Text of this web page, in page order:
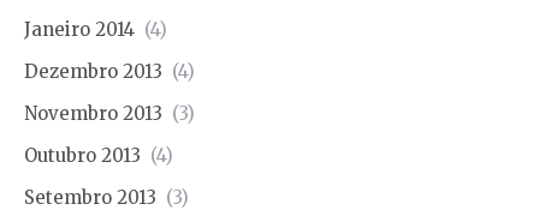
Janeiro 2014 (4)
Dezembro 2013 (4)
Novembro 2013 (3)
Outubro 2013 (4)
Setembro 2013 (3)